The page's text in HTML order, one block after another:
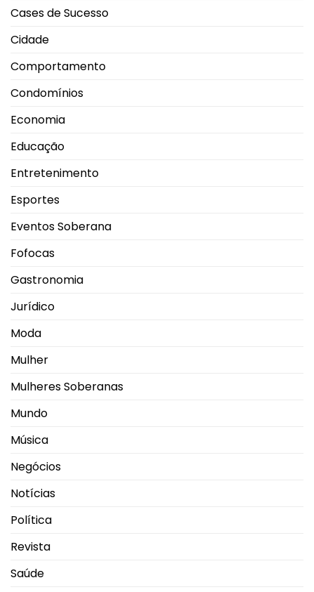
de
exibição
Cases de Sucesso
Cidade
Comportamento
Condomínios
Economia
Educação
Entretenimento
Esportes
Eventos Soberana
Fofocas
Gastronomia
Jurídico
Moda
Mulher
Mulheres Soberanas
Mundo
Música
Negócios
Notícias
Política
Revista
Saúde